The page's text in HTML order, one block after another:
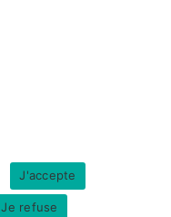
J'accepte
Je refuse